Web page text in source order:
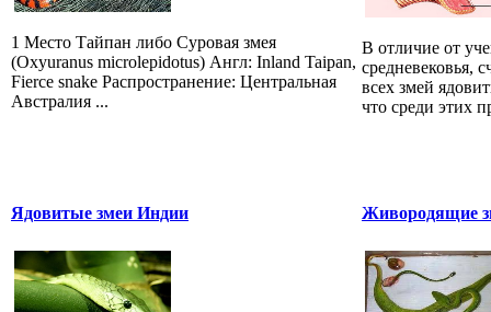
1 Место Тайпан либо Суровая змея
(Oxyuranus microlepidotus) Англ: Inland Taipan,
Fierce snake Распространение: Центральная
Австралия ...
В отличие от
средневековья,
всех змей
что среди этих
Ядовитые змеи Индии Живородящие